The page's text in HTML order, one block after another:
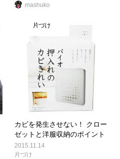
mashuko
片づけ
カビを発生させない！ クロー
ゼットと洋服収納のポイント
2015.11.14
片づけ